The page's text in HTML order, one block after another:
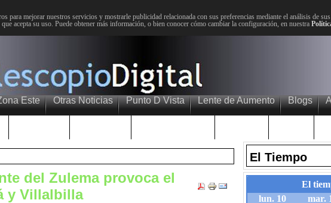
para mejorar nuestros servicios y mostrarle publicidad relacionada con sus preferencias mediante el análisis de sus
acepta su uso. Puede obtener más información, o bien conocer cómo cambiar la configuración, en nuestra
Este Otras Noticias Punto D Vista Lente de Aumento Blogs
del Zulema provoca el
y Villalbilla
El Tiempo